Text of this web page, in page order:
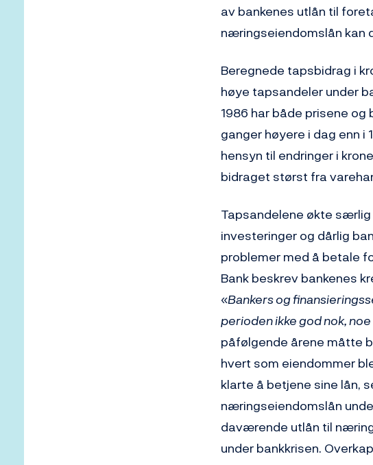
av bankenes utlån til
næringseiendomslån kan
Beregnede tapsbidrag i
høye tapsandeler under
1986 har både prisene og
ganger høyere i dag enn
hensyn til endringer i
bidraget størst fra
Tapsandelene økte særlig
investeringer og dårlig
problemer med å betale
Bank beskrev bankenes
«Bankers og
perioden ikke god nok,
påfølgende årene måtte
hvert som eiendommer
klarte å betjene sine lån,
næringseiendomslån
daværende utlån til
under bankkrisen.